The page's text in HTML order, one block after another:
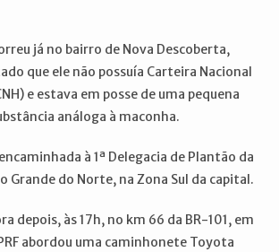
já no bairro de Nova Descoberta,
que ele não possuía Carteira Nacional
e estava em posse de uma pequena
análoga à maconha.
à 1ª Delegacia de Plantão da
Grande do Norte, na Zona Sul da capital.
depois, às 17h, no km 66 da BR-101, em
abordou uma caminhonete Toyota